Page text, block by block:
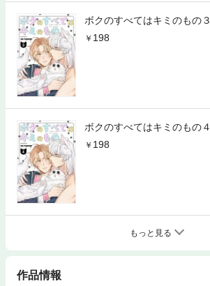
ボクのすべてはキミのもの３
198
ボクのすべてはキミのもの４
198
もっと見る
作品情報